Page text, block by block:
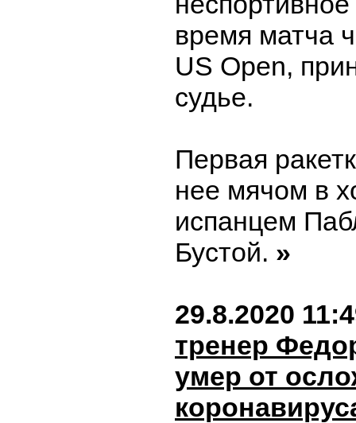
время матча
US Open,
судье.
Первая
нее мячом в
испанцем
Бустой. »
29.8.2020
тренер
умер от